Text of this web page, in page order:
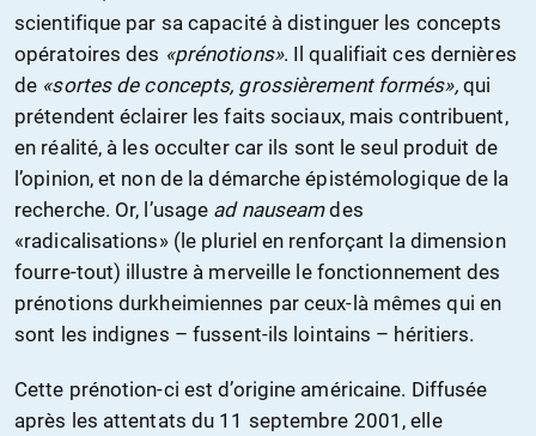
scientifique par sa capacité à distinguer les concepts
opératoires des «prénotions». Il qualifiait ces dernières
de «sortes de concepts, grossièrement formés», qui
prétendent éclairer les faits sociaux, mais contribuent,
en réalité, à les occulter car ils sont le seul produit de
l’opinion, et non de la démarche épistémologique de la
recherche. Or, l’usage ad nauseamdes
«radicalisations» (le pluriel en renforçant la dimension
fourre-tout) illustre à merveille le fonctionnement des
prénotions durkheimiennes par ceux-là mêmes qui en
sont les indignes – fussent-ils lointains – héritiers.
Cette prénotion-ci est d’origine américaine. Diffusée
après les attentats du 11 septembre 2001, elle